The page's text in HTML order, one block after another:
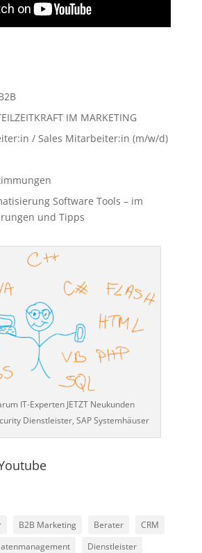
IM MARKETING
/ Sales Mitarbeiter:in (m/w/d)
Software Tools – im
und Tipps
IT-Experten JETZT Neukunden
Dienstleister, SAP Systemhäuser
B2B Marketing Berater
CRM
Dienstleister